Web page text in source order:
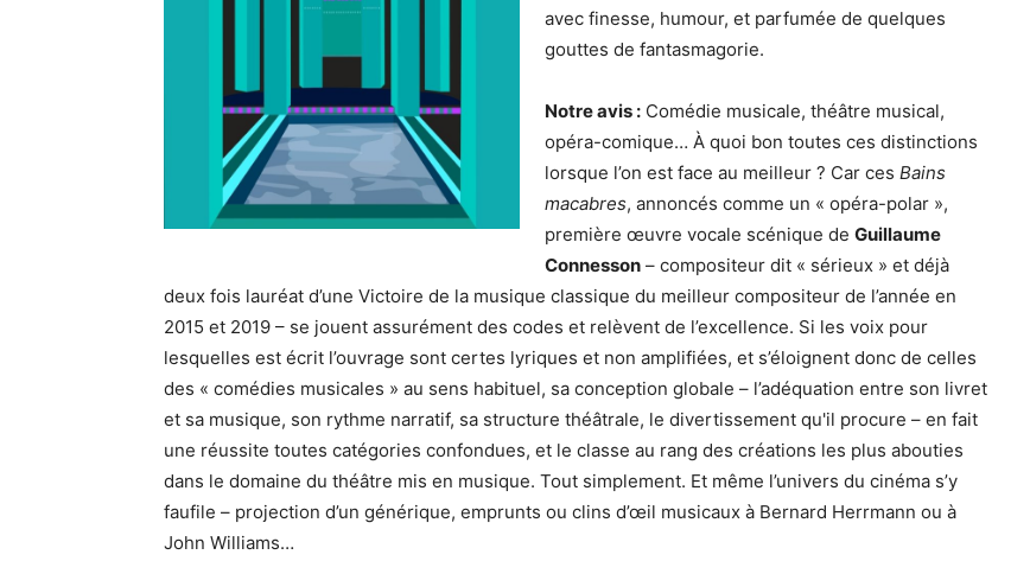
avec finesse, humour, et parfumée de quelques
gouttes de fantasmagorie.
Notre avis : Comédie musicale, théâtre musical,
opéra-comique… À quoi bon toutes ces distinctions
lorsque l’on est face au meilleur ? Car ces Bains
macabres, annoncés comme un « opéra-polar »,
première œuvre vocale scénique de Guillaume
Connesson – compositeur dit « sérieux » et déjà
deux fois lauréat d’une Victoire de la musique classique du meilleur compositeur de l’année en
2015 et 2019 – se jouent assurément des codes et relèvent de l’excellence. Si les voix pour
lesquelles est écrit l’ouvrage sont certes lyriques et non amplifiées, et s’éloignent donc de celles
des « comédies musicales » au sens habituel, sa conception globale – l’adéquation entre son livret
et sa musique, son rythme narratif, sa structure théâtrale, le divertissement qu'il procure – en fait
une réussite toutes catégories confondues, et le classe au rang des créations les plus abouties
dans le domaine du théâtre mis en musique. Tout simplement. Et même l’univers du cinéma s’y
faufile – projection d’un générique, emprunts ou clins d’œil musicaux à Bernard Herrmann ou à
John Williams…